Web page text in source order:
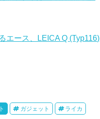
エース、LEICA Q (Typ116)
ガジェット ライカ